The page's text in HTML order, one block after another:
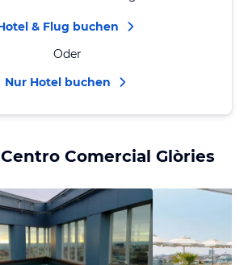
& Flug buchen
Oder
Nur Hotel buchen
Comercial Glòries